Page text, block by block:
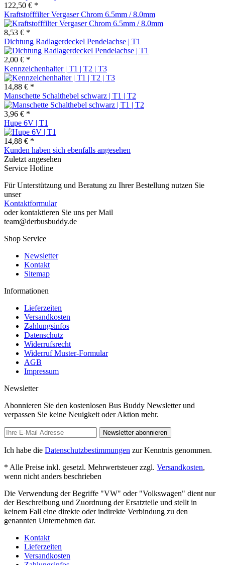
122,50 € *
Kraftstofffilter Vergaser Chrom 6.5mm / 8.0mm
8,53 € *
Dichtung Radlagerdeckel Pendelachse | T1
2,00 € *
Kennzeichenhalter | T1 | T2 | T3
14,88 € *
Manschette Schalthebel schwarz | T1 | T2
3,96 € *
Hupe 6V | T1
14,88 € *
Kunden haben sich ebenfalls angesehen
Zuletzt angesehen
Service Hotline
Für Unterstützung und Beratung zu Ihrer Bestellung nutzen Sie
unser
Kontaktformular
oder kontaktieren Sie uns per Mail
team@derbusbuddy.de
Shop Service
Newsletter
Kontakt
Sitemap
Informationen
Lieferzeiten
Versandkosten
Zahlungsinfos
Datenschutz
Widerrufsrecht
Widerruf Muster-Formular
AGB
Impressum
Newsletter
Abonnieren Sie den kostenlosen Bus Buddy Newsletter und
verpassen Sie keine Neuigkeit oder Aktion mehr.
Newsletter abonnieren
Ich habe die Datenschutzbestimmungen zur Kenntnis genommen.
* Alle Preise inkl. gesetzl. Mehrwertsteuer zzgl. Versandkosten,
wenn nicht anders beschrieben
Die Verwendung der Begriffe "VW" oder "Volkswagen" dient nur
der Beschreibung und Zuordnung der Ersatzteile und stellt in
keinem Fall eine direkte oder indirekte Verbindung zu den
genannten Unternehmen dar.
Kontakt
Lieferzeiten
Versandkosten